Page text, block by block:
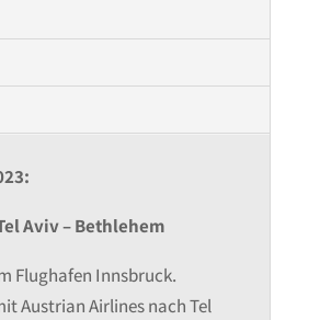
Aviv – Bethlehem
Flughafen Innsbruck.
Austrian Airlines nach Tel